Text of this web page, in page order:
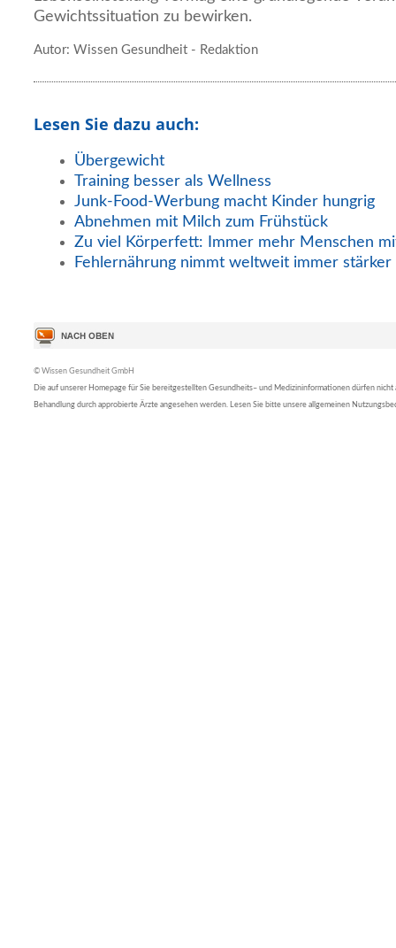
Gewichtssituation zu bewirken.
Autor: Wissen Gesundheit - Redaktion
Lesen Sie dazu auch:
Übergewicht
Training besser als Wellness
Junk-Food-Werbung macht Kinder hungrig
Abnehmen mit Milch zum Frühstück
Zu viel Körperfett: Immer mehr Menschen
Fehlernährung nimmt weltweit immer stärker
© Wissen Gesundheit GmbH
Die auf unserer Homepage für Sie bereitgestellten Gesundheits– und Medizininformationen dürfen nicht
Behandlung durch approbierte Ärzte angesehen werden. Lesen Sie bitte unsere allgemeinen